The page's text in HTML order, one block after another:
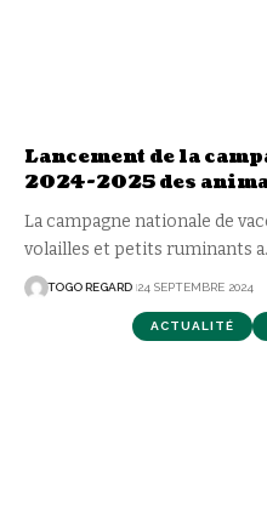
Lancement de la
2024-2025 des
La campagne nationale de
volailles et petits ruminants a
TOGO REGARD 24 SEPTEMBRE 2024
ACTUALITÉ